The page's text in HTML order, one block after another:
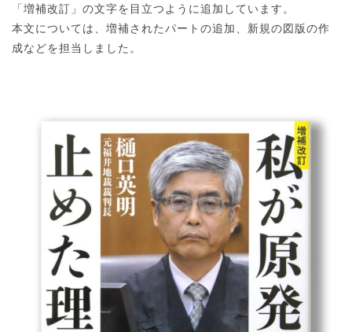
「増補改訂」の文字を目立つように追加しています。
本文については、増補されたパートの追加、新規の図版の作
成などを担当しました。